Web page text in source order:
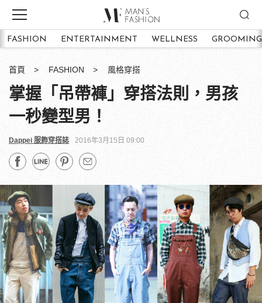
FASHION ENTERTAINMENT WELLNESS GROOMING
首頁 FASHION 風格穿搭
掌握「吊帶褲」穿搭法則，男孩
一秒變型男！
Dappei 服飾穿搭誌 2016年3月15日 09:00